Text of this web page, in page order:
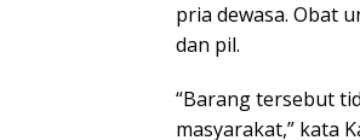
pria dewasa. Obat
dan pil.
“Barang tersebut
masyarakat,” kata